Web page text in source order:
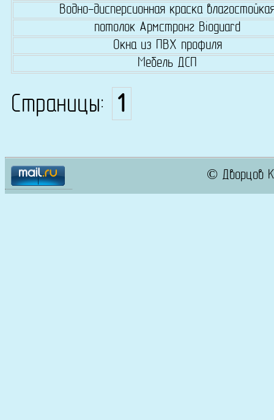
Водно-дисперсионная краска
потолок Армстронг Bioguard
Окна из ПВХ профиля
Мебель ДСП
Страницы: 1
© Дворцов